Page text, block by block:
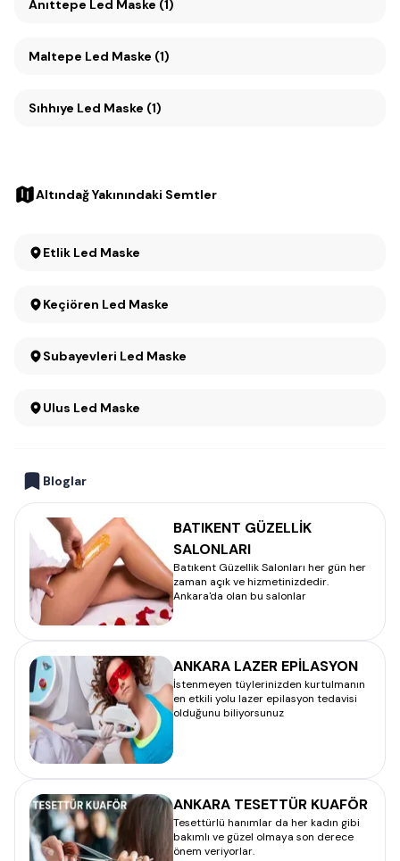
Anıttepe Led Maske (1)
Maltepe Led Maske (1)
Sıhhıye Led Maske (1)
Altındağ Yakınındaki Semtler
Etlik Led Maske
Keçiören Led Maske
Subayevleri Led Maske
Ulus Led Maske
Bloglar
BATIKENT GÜZELLİK
SALONLARI
Batıkent Güzellik Salonları her gün her
zaman açık ve hizmetinizdedir.
Ankara'da olan bu salonlar
ANKARA LAZER EPİLASYON
İstenmeyen tüylerinizden kurtulmanın
en etkili yolu lazer epilasyon tedavisi
olduğunu biliyorsunuz
ANKARA TESETTÜR KUAFÖR
Tesettürlü hanımlar da her kadın gibi
bakımlı ve güzel olmaya son derece
önem veriyorlar.